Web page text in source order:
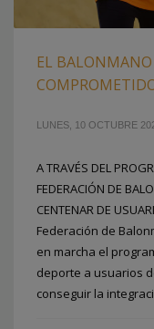
EL
LUNES, 10 OCTUBRE
A TRAVÉS DEL
FEDERACIÓN DE
CENTENAR DE
Federación de
en marcha el
deporte a usuarios
conseguir la